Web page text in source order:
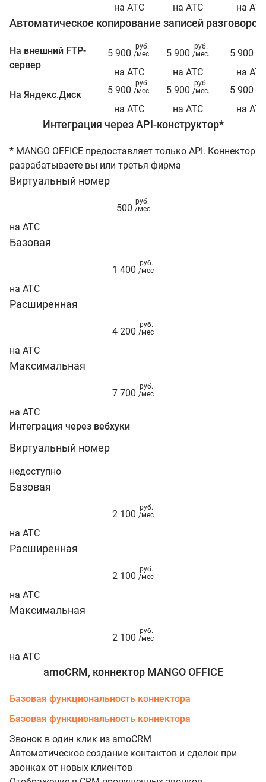
на АТС на АТС на АТС
Автоматическое копирование записей разговоров
На внешний FTP-
сервер
5 900
руб.
/мес.
на АТС
5 900
руб.
/мес.
на АТС
5 900 /
на АТС
На Яндекс.Диск
5 900
руб.
/мес.
на АТС
5 900
руб.
/мес.
на АТС
5 900 /
на АТС
Интеграция через API-конструктор*
* MANGO OFFICE предоставляет только API. Коннектор
разрабатываете вы или третья фирма
Виртуальный номер
500
руб.
/мес
на АТС
Базовая
1 400
руб.
/мес
на АТС
Расширенная
4 200
руб.
/мес
на АТС
Максимальная
7 700
руб.
/мес
на АТС
Интеграция через вебхуки
Виртуальный номер
недоступно
Базовая
2 100
руб.
/мес
на АТС
Расширенная
2 100
руб.
/мес
на АТС
Максимальная
2 100
руб.
/мес
на АТС
amoCRM, коннектор MANGO OFFICE
Базовая функциональность коннектора
Базовая функциональность коннектора
Звонок в один клик из amoCRM
Автоматическое создание контактов и сделок при
звонках от новых клиентов